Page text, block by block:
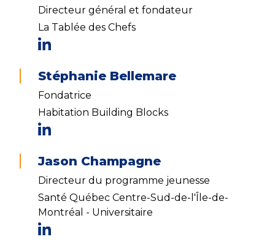
Directeur général et fondateur
La Tablée des Chefs
Stéphanie Bellemare
Fondatrice
Habitation Building Blocks
Jason Champagne
Directeur du programme jeunesse
Santé Québec Centre-Sud-de-l'Île-de-
Montréal - Universitaire